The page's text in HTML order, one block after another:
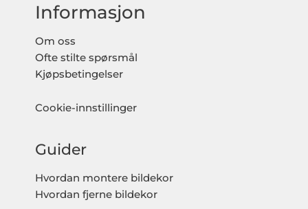
Informasjon
Om oss
Ofte stilte spørsmål
Kjøpsbetingelser
Cookie-innstillinger
Guider
Hvordan montere bildekor
Hvordan fjerne bildekor